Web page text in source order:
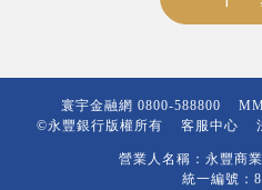
寰宇金融網 0800-588800
©永豐銀行版權所有
客服中心
營業人名稱：永豐商
統一編號：